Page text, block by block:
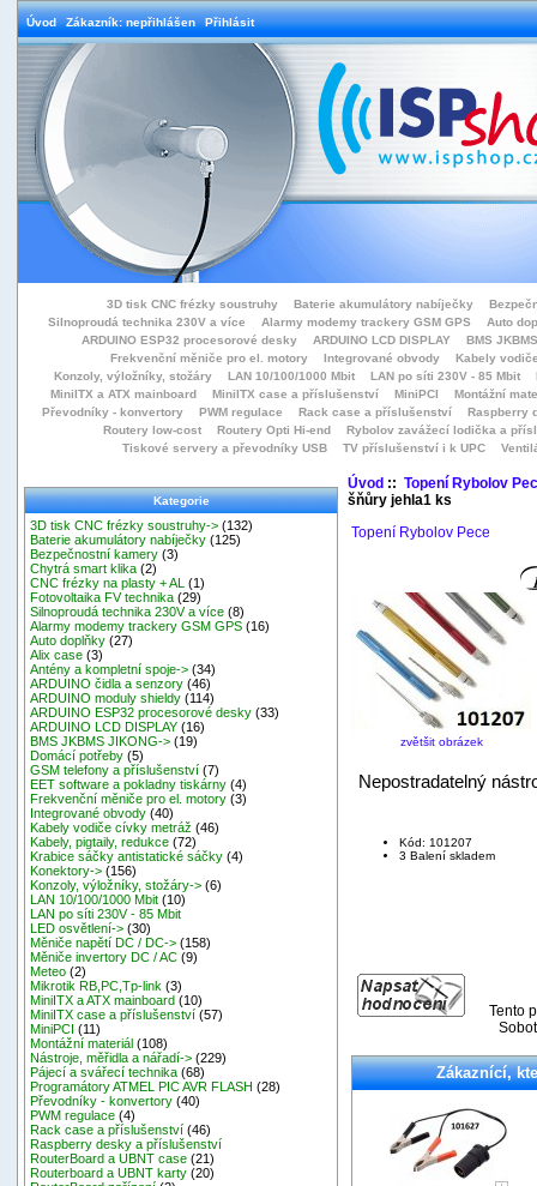
Úvod Zákazník: nepřihlášen Přihlásit
3D tisk CNC frézky soustruhy Baterie akumulátory nabíječky
Silnoproudá technika 230V a více
Alarmy modemy trackery GSM GPS
Auto
ARDUINO ESP32 procesorové desky
ARDUINO LCD DISPLAY
BMS
Frekvenční měniče pro el. motory
Integrované obvody
Kabely
Konzoly, výložníky, stožáry
LAN 10/100/1000 Mbit LAN po síti 230V - 85 Mbit
MiniITX a ATX mainboard
MiniITX case a příslušenství MiniPCI
Montážní
Převodníky - konvertory
PWM regulace Rack case a příslušenství
Raspberry
Routery low-cost
Routery Opti Hi-end
Rybolov zavážecí lodička a přísl
Tiskové servery a převodníky USB
TV příslušenství i k UPC
Kategorie
3D tisk CNC frézky soustruhy-> (132)
Baterie akumulátory nabíječky (125)
Bezpečnostní kamery (3)
Chytrá smart klika (2)
CNC frézky na plasty + AL
(1)
Fotovoltaika FV technika (29)
Silnoproudá technika 230V a více (8)
Alarmy modemy trackery GSM GPS (16)
Auto doplňky (27)
Alix case (3)
Antény a kompletní spoje-> (34)
ARDUINO čidla a senzory (46)
ARDUINO moduly shieldy (114)
ARDUINO ESP32 procesorové desky (33)
ARDUINO LCD DISPLAY (16)
BMS JKBMS JIKONG-> (19)
Domácí potřeby (5)
GSM telefony a příslušenství (7)
EET software a pokladny tiskárny (4)
Frekvenční měniče pro el. motory (3)
Integrované obvody (40)
Kabely vodiče cívky metráž (46)
Kabely, pigtaily, redukce (72)
Krabice sáčky antistatické sáčky (4)
Konektory-> (156)
Konzoly, výložníky, stožáry-> (6)
LAN 10/100/1000 Mbit (10)
LAN po síti 230V - 85 Mbit
LED osvětlení-> (30)
Měniče napětí DC / DC-> (158)
Měniče invertory DC / AC (9)
Meteo (2)
Mikrotik RB,PC,Tp-link (3)
MiniITX a ATX mainboard (10)
MiniITX case a příslušenství (57)
MiniPCI (11)
Montážní materiál (108)
Nástroje, měřidla a nářadí-> (229)
Pájecí a svářecí technika (68)
Programátory ATMEL PIC AVR FLASH (28)
Převodníky - konvertory (40)
PWM regulace (4)
Rack case a příslušenství (46)
Raspberry desky a příslušenství
RouterBoard a UBNT case (21)
Routerboard a UBNT karty (20)
Úvod:: Topení Rybolov
šňůry jehla1 ks
Topení Rybolov Pece
zvětšit obrázek
Nepostradatelný
Kód: 101207
3 Balení skladem
Tento
Zákaznící,